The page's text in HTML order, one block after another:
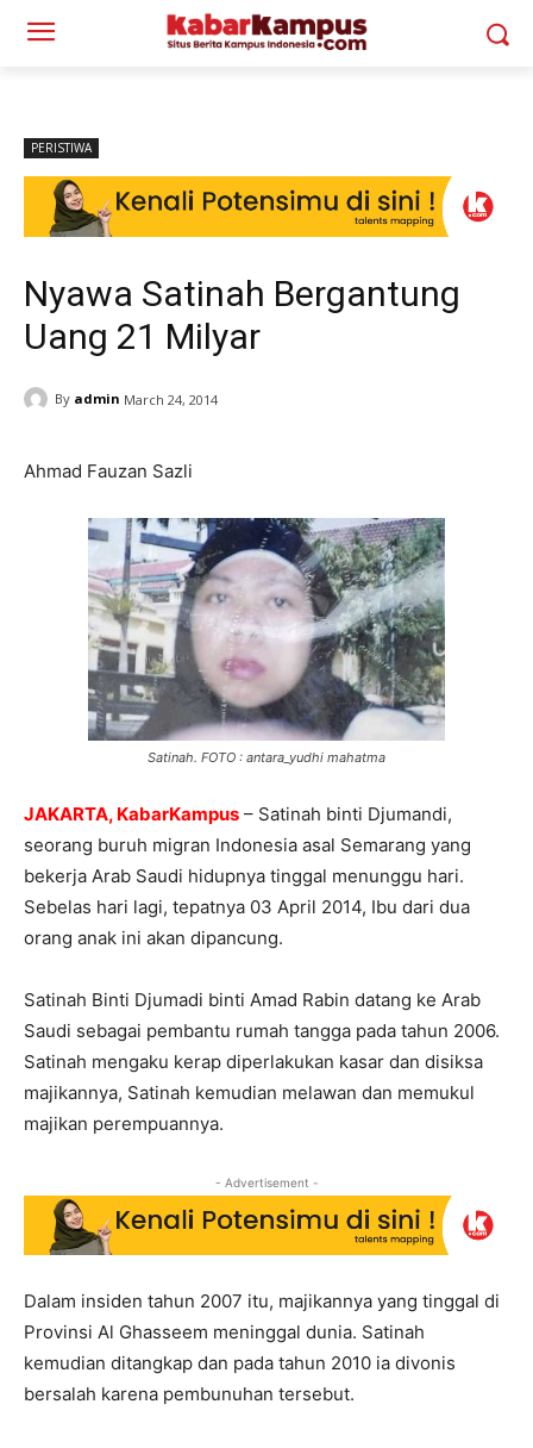
PERISTIWA
Nyawa Satinah Bergantung
Uang 21 Milyar
By admin March 24, 2014
Ahmad Fauzan Sazli
Satinah. FOTO : antara_yudhi mahatma
JAKARTA, KabarKampus – Satinah binti Djumandi,
seorang buruh migran Indonesia asal Semarang yang
bekerja Arab Saudi hidupnya tinggal menunggu hari.
Sebelas hari lagi, tepatnya 03 April 2014, Ibu dari dua
orang anak ini akan dipancung.
Satinah Binti Djumadi binti Amad Rabin datang ke Arab
Saudi sebagai pembantu rumah tangga pada tahun 2006.
Satinah mengaku kerap diperlakukan kasar dan disiksa
majikannya, Satinah kemudian melawan dan memukul
majikan perempuannya.
- Advertisement -
Dalam insiden tahun 2007 itu, majikannya yang tinggal di
Provinsi Al Ghasseem meninggal dunia. Satinah
kemudian ditangkap dan pada tahun 2010 ia divonis
bersalah karena pembunuhan tersebut.